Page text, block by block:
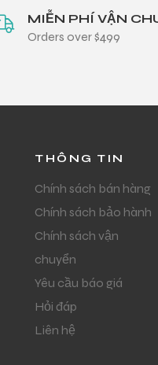
MIỄN PHÍ VẬN
Orders over $499
THÔNG TIN
Chính sách bán hàng
Chính sách bảo hành
Chính sách vận
chuyển
Yêu cầu báo giá
Hỏi đáp
Liên hệ